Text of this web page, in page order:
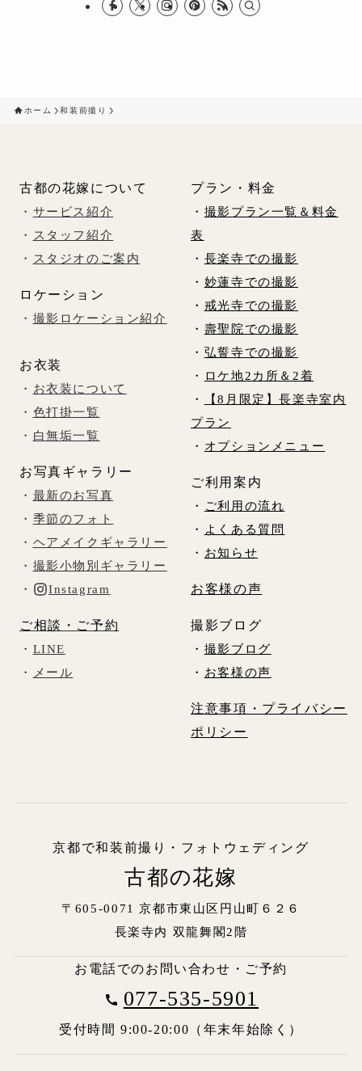
ホーム 和装前撮り
古都の花嫁について
・ サービス紹介
・
スタッフ紹介
・
スタジオのご案内
ロケーション
・ 撮影ロケーション紹介
お衣装
・ お衣装について
・ 色打掛一覧
・ 白無垢一覧
お写真ギャラリー
・ 最新のお写真
・ 季節のフォト
・ ヘアメイクギャラリー
・ 撮影小物別ギャラリー
・
Instagram
ご相談・ご予約
・ LINE
・
メール
プラン・料金
・ 撮影プラン一覧＆料金
表
・ 長楽寺での撮影
・ 妙蓮寺での撮影
・ 戒光寺での撮影
・ 壽聖院での撮影
・ 弘誓寺での撮影
・
ロケ地2カ所＆2着
・
【8月限定】長楽寺室内
プラン
・ オプションメニュー
ご利用案内
・
ご利用の流れ
・
よくある質問
・ お知らせ
お客様の声
撮影ブログ
・ 撮影ブログ
・ お客様の声
注意事項・プライバシー
ポリシー
京都で和装前撮り・フォトウェディング
古都の花嫁
〒605-0071 京都市東山区円山町６２６
長楽寺内 双龍舞閣2階
お電話でのお問い合わせ・ご予約
077-535-5901
受付時間 9:00-20:00（年末年始除く）